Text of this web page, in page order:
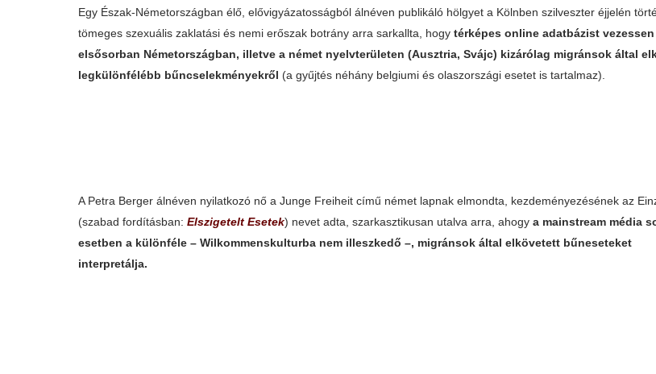
Egy Észak-Németországban élő, elővigyázatosságból álnéven publikáló hölgyet a Kölnben szilveszter éjjelén
tömeges szexuális zaklatási és nemi erőszak botrány arra sarkallta, hogy térképes online adatbázist vezessen
elsősorban Németországban, illetve a német nyelvterületen (Ausztria, Svájc) kizárólag migránsok által
legkülönfélébb bűncselekményekről (a gyűjtés néhány belgiumi és olaszországi esetet is tartalmaz).
A Petra Berger álnéven nyilatkozó nő a Junge Freiheit című német lapnak elmondta, kezdeményezésének az
(szabad fordításban: Elszigetelt Esetek) nevet adta, szarkasztikusan utalva arra, ahogy a mainstream média
esetben a különféle – Wilkommenskulturba nem illeszkedő –, migránsok által elkövetett bűneseteket
interpretálja.